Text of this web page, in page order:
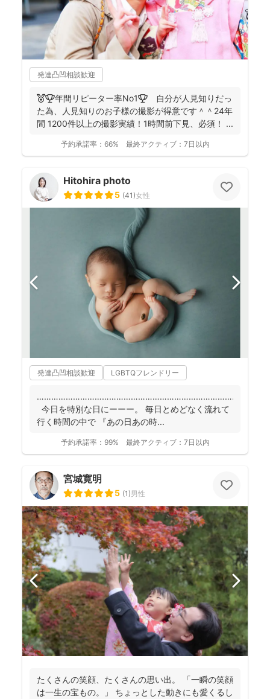
発達凸凹相談歓迎
🏅🏆️年間リピーター率No1🏆 自分が人見知りだっ
た為、人見知りのお子様の撮影が得意です＾＾24年
間 1200件以上の撮影実績！1時間前下見、必須！ ...
予約承諾率： 66% 最終アクティブ： 7日以内
Hitohira photo
5 (41)女性
発達凸凹相談歓迎 LGBTQフレンドリー
………………………………………………………………………………
今日を特別な日にーーー。 毎日とめどなく流れて
行く時間の中で 『あの日あの時...
予約承諾率： 99% 最終アクティブ： 7日以内
宮城寛明
5 (1)男性
たくさんの笑顔、たくさんの思い出。 「一瞬の笑顔
は一生の宝もの。」 ちょっとした動きにも愛くるし